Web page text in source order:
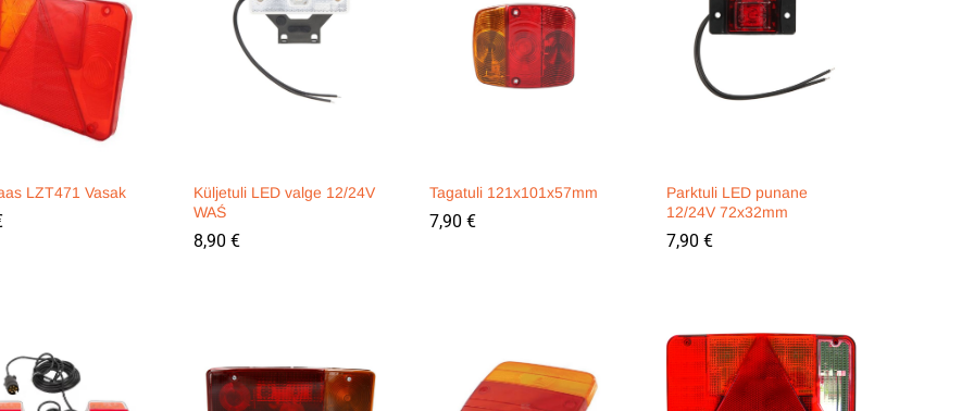
LZT471 Vasak
Küljetuli LED valge 12/24V
WAŚ
8,90 €
8,90 €
Tagatuli 121x101x57mm
7,90 €
7,90 €
Parktuli LED punane
12/24V 72x32mm
7,90 €
7,90 €